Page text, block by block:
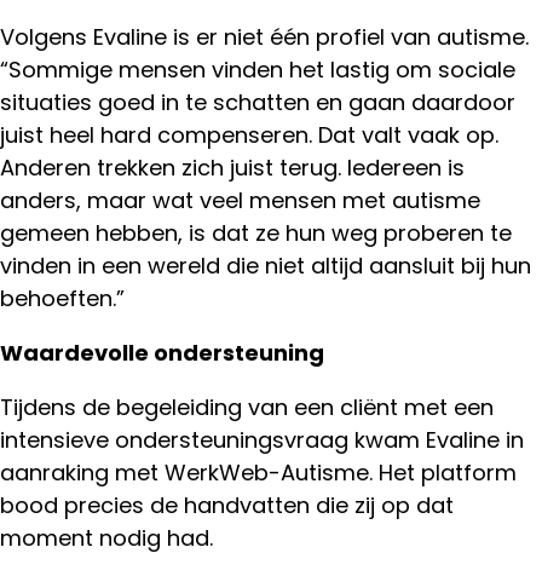
Volgens Evaline is er niet één profiel van autisme.
“Sommige mensen vinden het lastig om sociale
situaties goed in te schatten en gaan daardoor
juist heel hard compenseren. Dat valt vaak op.
Anderen trekken zich juist terug. Iedereen is
anders, maar wat veel mensen met autisme
gemeen hebben, is dat ze hun weg proberen te
vinden in een wereld die niet altijd aansluit bij hun
behoeften.”
Waardevolle ondersteuning
Tijdens de begeleiding van een cliënt met een
intensieve ondersteuningsvraag kwam Evaline in
aanraking met WerkWeb-Autisme. Het platform
bood precies de handvatten die zij op dat
moment nodig had.